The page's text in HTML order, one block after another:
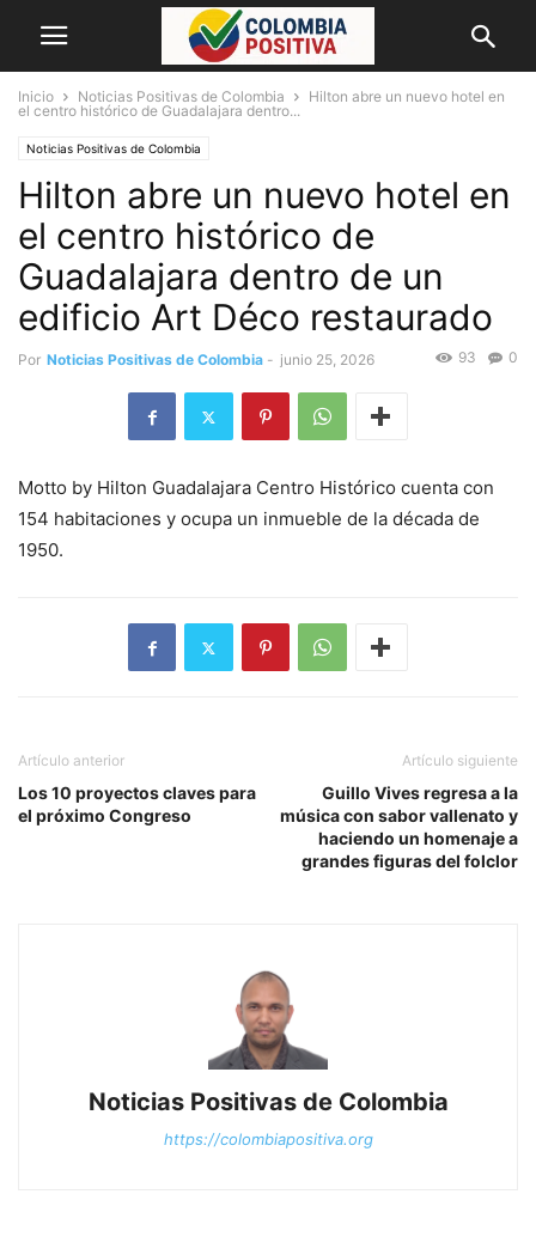
Inicio Noticias Positivas de Colombia
Hilton abre un nuevo hotel en
el centro histórico de Guadalajara dentro...
Noticias Positivas de Colombia
Hilton abre un nuevo hotel en
el centro histórico de
Guadalajara dentro de un
edificio Art Déco restaurado
Por Noticias Positivas de Colombia - junio 25, 2026 0
93
Motto by Hilton Guadalajara Centro Histórico cuenta con
154 habitaciones y ocupa un inmueble de la década de
1950.
Artículo anterior
Los 10 proyectos claves para
el próximo Congreso
Artículo siguiente
Guillo Vives regresa a la
música con sabor vallenato y
haciendo un homenaje a
grandes figuras del folclor
Noticias Positivas de Colombia
https://colombiapositiva.org